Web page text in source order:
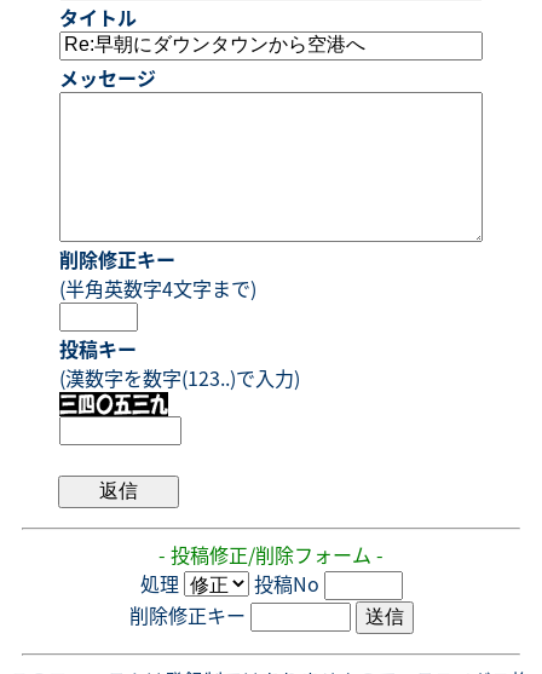
タイトル
メッセージ
削除修正キー
(半角英数字4文字まで)
投稿キー
(漢数字を数字(123..)で入力)
- 投稿修正/削除フォーム -
処理
投稿No
削除修正キー